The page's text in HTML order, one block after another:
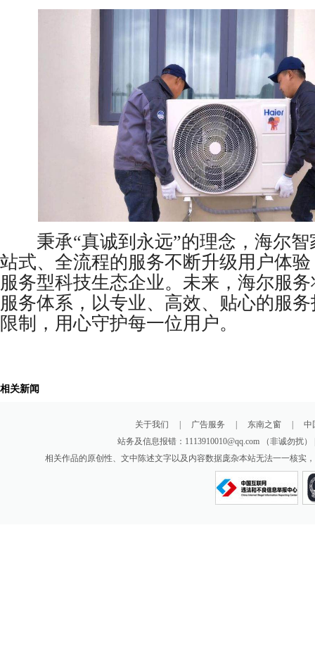
秉承“真诚到永远”的理念，海尔智
站式、全流程的服务不断升级用户体
服务型科技生态企业。未来，海尔服
服务体系，以专业、高效、贴心的服
限制，用心守护每一位用户。
相关新闻
关于我们 广告服务 东南之窗
中
站务及信息报错：1113910010@qq.com （非诚勿扰
相关作品的原创性、文中陈述文字以及内容数据庞杂本站无法一一核实